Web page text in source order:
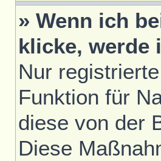
» Wenn ich
klicke, werde
Nur
Funktion für
diese von der
Diese